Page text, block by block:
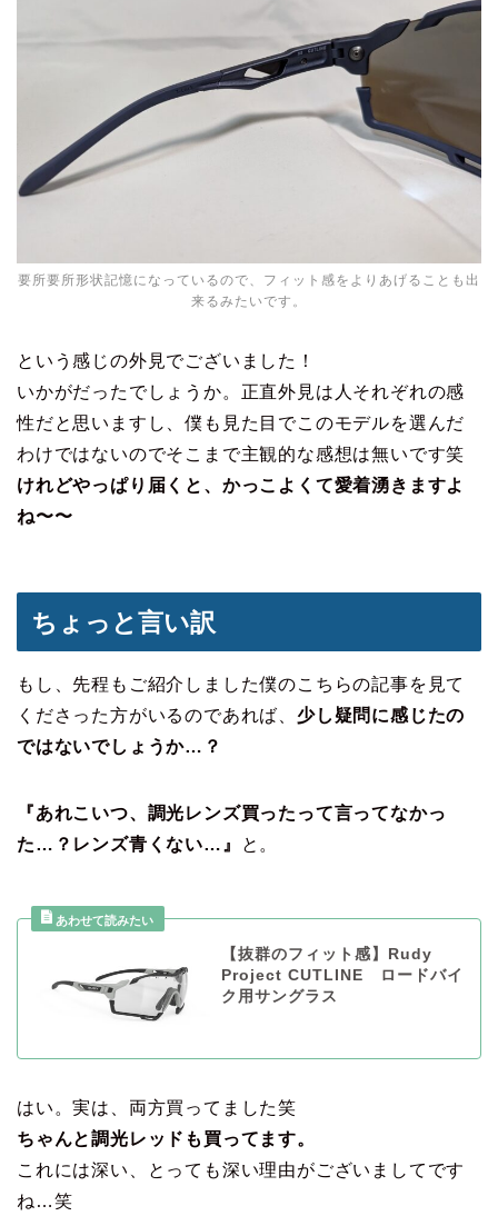
要所要所形状記憶になっているので、フィット感をよりあげることも出
来るみたいです。
という感じの外見でございました！
いかがだったでしょうか。正直外見は人それぞれの感
性だと思いますし、僕も見た目でこのモデルを選んだ
わけではないのでそこまで主観的な感想は無いです笑
けれどやっぱり届くと、かっこよくて愛着湧きますよ
ね〜〜
ちょっと言い訳
もし、先程もご紹介しました僕のこちらの記事を見て
くださった方がいるのであれば、 少し疑問に感じたの
ではないでしょうか…？
『あれこいつ、調光レンズ買ったって言ってなかっ
た…？レンズ青くない…』
と。
【抜群のフィット感】Rudy
Project CUTLINE ロードバイ
ク用サングラス
はい。実は、両方買ってました笑
ちゃんと調光レッドも買ってます。
これには深い、とっても深い理由がございましてです
ね…笑